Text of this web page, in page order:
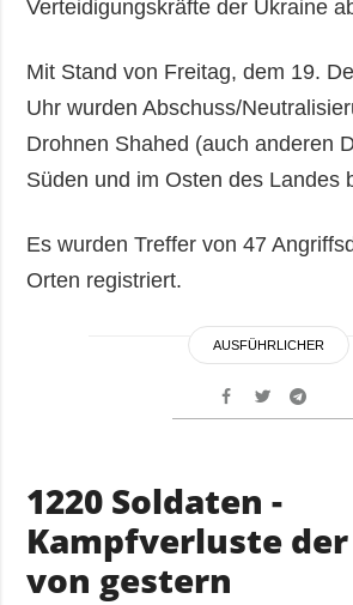
Verteidigungskräfte der Ukraine
Mit Stand von Freitag, dem 19.
Uhr wurden Abschuss/
Drohnen Shahed (auch anderen
Süden und im Osten des Landes
Es wurden Treffer von 47
Orten registriert.
AUSFÜHRLICHER
1220 Soldaten -
Kampfverluste der
von gestern